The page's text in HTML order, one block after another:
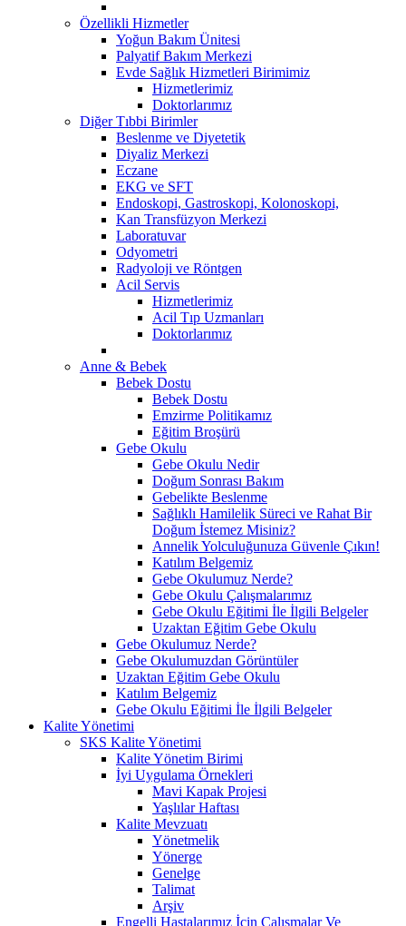
Özellikli Hizmetler
Yoğun Bakım Ünitesi
Palyatif Bakım Merkezi
Evde Sağlık Hizmetleri Birimimiz
Hizmetlerimiz
Doktorlarımız
Diğer Tıbbi Birimler
Beslenme ve Diyetetik
Diyaliz Merkezi
Eczane
EKG ve SFT
Endoskopi, Gastroskopi, Kolonoskopi,
Kan Transfüzyon Merkezi
Laboratuvar
Odyometri
Radyoloji ve Röntgen
Acil Servis
Hizmetlerimiz
Acil Tıp Uzmanları
Doktorlarımız
Anne & Bebek
Bebek Dostu
Bebek Dostu
Emzirme Politikamız
Eğitim Broşürü
Gebe Okulu
Gebe Okulu Nedir
Doğum Sonrası Bakım
Gebelikte Beslenme
Sağlıklı Hamilelik Süreci ve Rahat Bir
Doğum İstemez Misiniz?
Annelik Yolculuğunuza Güvenle Çıkın!
Katılım Belgemiz
Gebe Okulumuz Nerde?
Gebe Okulu Çalışmalarımız
Gebe Okulu Eğitimi İle İlgili Belgeler
Uzaktan Eğitim Gebe Okulu
Gebe Okulumuz Nerde?
Gebe Okulumuzdan Görüntüler
Uzaktan Eğitim Gebe Okulu
Katılım Belgemiz
Gebe Okulu Eğitimi İle İlgili Belgeler
Kalite Yönetimi
SKS Kalite Yönetimi
Kalite Yönetim Birimi
İyi Uygulama Örnekleri
Mavi Kapak Projesi
Yaşlılar Haftası
Kalite Mevzuatı
Yönetmelik
Yönerge
Genelge
Talimat
Arşiv
Engelli Hastalarımız İçin Çalışmalar Ve